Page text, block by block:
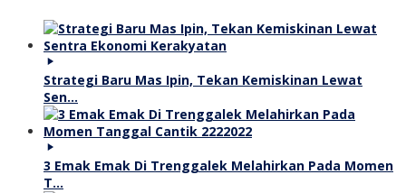
Strategi Baru Mas Ipin, Tekan Kemiskinan Lewat
Sen…
3 Emak Emak Di Trenggalek Melahirkan Pada Momen
T…